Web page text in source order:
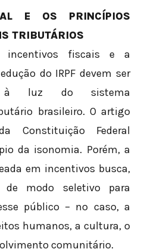
E OS PRINCÍPIOS
TRIBUTÁRIOS
incentivos fiscais e a
do IRPF devem ser
à luz do sistema
brasileiro. O artigo
Constituição Federal
da isonomia. Porém, a
em incentivos busca,
de modo seletivo para
público – no caso, a
humanos, a cultura, o
comunitário.